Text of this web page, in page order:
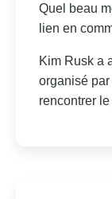
Quel beau
lien en
Kim Rusk a
organisé
rencontrer